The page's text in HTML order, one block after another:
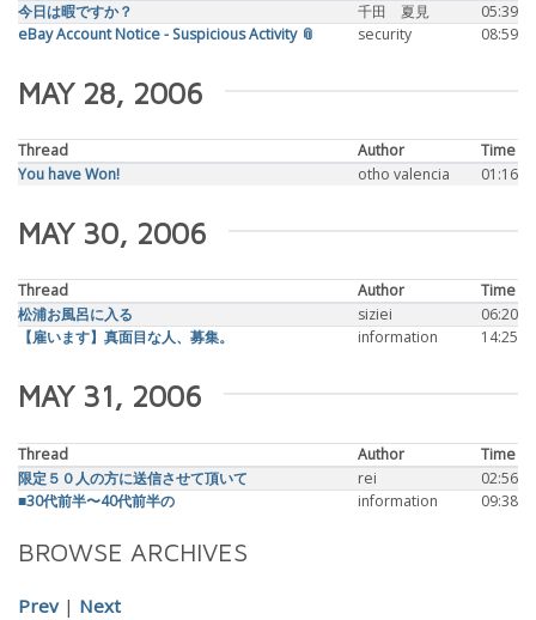
今日は暇ですか？
千田 夏見
05:39
eBay Account Notice - Suspicious Activity 📎
security 08:59
MAY 28, 2006
Thread Author
Time
You have Won!
otho valencia 01:16
MAY 30, 2006
Thread Author
Time
松浦お風呂に入る
siziei
06:20
【雇います】真面目な人、募集。
information 14:25
MAY 31, 2006
Thread Author
Time
限定５０人の方に送信させて頂いて
rei
02:56
■30代前半〜40代前半の
information 09:38
BROWSE ARCHIVES
Prev| Next